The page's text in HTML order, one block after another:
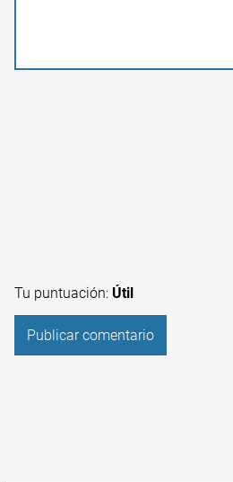
Tu puntuación: Útil